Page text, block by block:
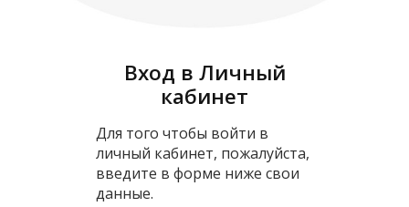
Вход в Личный
кабинет
Для того чтобы войти в
личный кабинет, пожалуйста,
введите в форме ниже свои
данные.